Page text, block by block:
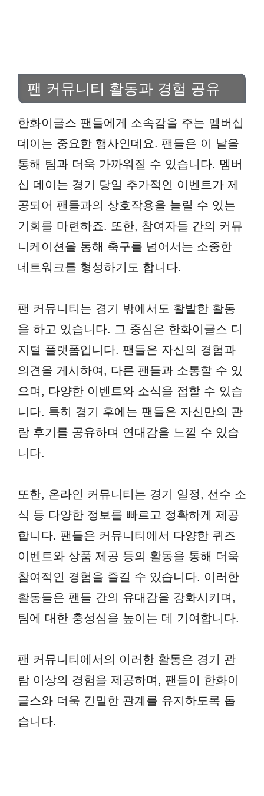
팬 커뮤니티 활동과 경험 공유
한화이글스 팬들에게 소속감을 주는 멤버십
데이는 중요한 행사인데요. 팬들은 이 날을
통해 팀과 더욱 가까워질 수 있습니다. 멤버
십 데이는 경기 당일 추가적인 이벤트가 제
공되어 팬들과의 상호작용을 늘릴 수 있는
기회를 마련하죠. 또한, 참여자들 간의 커뮤
니케이션을 통해 축구를 넘어서는 소중한
네트워크를 형성하기도 합니다.
팬 커뮤니티는 경기 밖에서도 활발한 활동
을 하고 있습니다. 그 중심은 한화이글스 디
지털 플랫폼입니다. 팬들은 자신의 경험과
의견을 게시하여, 다른 팬들과 소통할 수 있
으며, 다양한 이벤트와 소식을 접할 수 있습
니다. 특히 경기 후에는 팬들은 자신만의 관
람 후기를 공유하며 연대감을 느낄 수 있습
니다.
또한, 온라인 커뮤니티는 경기 일정, 선수 소
식 등 다양한 정보를 빠르고 정확하게 제공
합니다. 팬들은 커뮤니티에서 다양한 퀴즈
이벤트와 상품 제공 등의 활동을 통해 더욱
참여적인 경험을 즐길 수 있습니다. 이러한
활동들은 팬들 간의 유대감을 강화시키며,
팀에 대한 충성심을 높이는 데 기여합니다.
팬 커뮤니티에서의 이러한 활동은 경기 관
람 이상의 경험을 제공하며, 팬들이 한화이
글스와 더욱 긴밀한 관계를 유지하도록 돕
습니다.